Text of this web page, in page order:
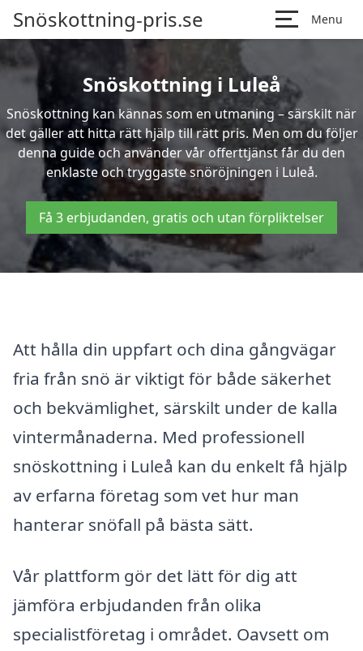
Snöskottning-pris.se Menu
Snöskottning i Luleå
Snöskottning kan kännas som en utmaning – särskilt när
det gäller att hitta rätt hjälp till rätt pris. Men om du följer
denna guide och använder vår offerttjänst får du den
enklaste och tryggaste snöröjningen i Luleå.
Få 3 erbjudanden, gratis och utan förpliktelser
Att hålla din uppfart och dina gångvägar
fria från snö är viktigt för både säkerhet
och bekvämlighet, särskilt under de kalla
vintermånaderna. Med professionell
snöskottning i Luleå kan du enkelt få hjälp
av erfarna företag som vet hur man
hanterar snöfall på bästa sätt.
Vår plattform gör det lätt för dig att
jämföra erbjudanden från olika
specialistföretag i området. Oavsett om